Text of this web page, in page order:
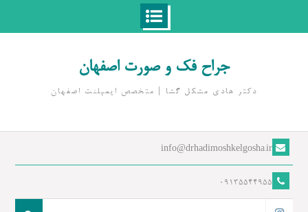
جراح فک و صورت اصفهان
دکتر هادی مشکل گشا | متخصص ايمپلنت اصفهان
info@drhadimoshkelgosha.ir
09135544955